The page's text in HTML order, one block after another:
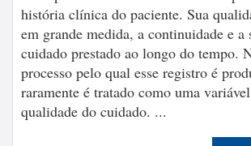
história clínica do paciente. Sua
em grande medida, a continuidade e a
cuidado prestado ao longo do tempo.
processo pelo qual esse registro é
raramente é tratado como uma
qualidade do cuidado. ...